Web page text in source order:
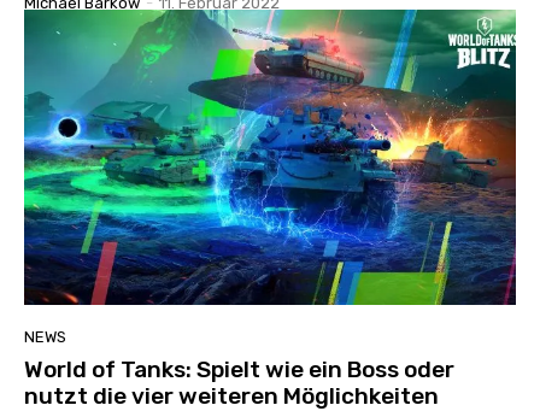
NEWS
World of Tanks: Spielt wie ein Boss oder
nutzt die vier weiteren Möglichkeiten